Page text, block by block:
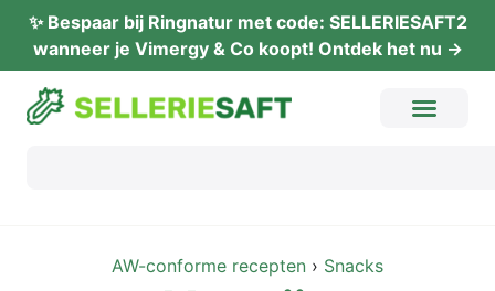
✨ Bes­paar bij Ring­na­tur met code: SELLERIESAFT2
wan­neer je Vimer­gy & Co koopt! Ont­dek het nu →
AW-con­for­me recep­ten › Snacks